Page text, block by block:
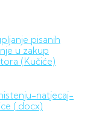
pisanih
u zakup
(Kučiće)
natjecaj-
(.docx)